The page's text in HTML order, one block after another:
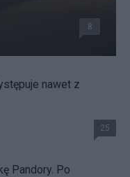
8
nawet z
25
Pandory. Po